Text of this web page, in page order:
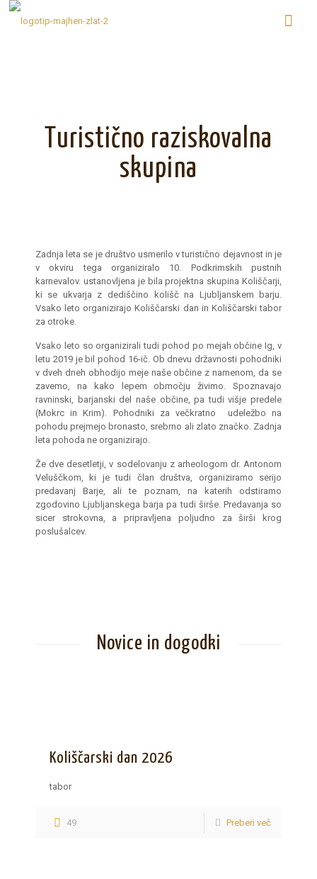
Turistično raziskovalna
skupina
Zadnja leta se je društvo usmerilo v turistično dejavnost in je
v okviru tega organiziralo 10. Podkrimskih pustnih
karnevalov. ustanovljena je bila projektna skupina Koliščarji,
ki se ukvarja z dediščino kolišč na Ljubljanskem barju.
Vsako leto organizirajo Koliščarski dan in Koliščarski tabor
za otroke.
Vsako leto so organizirali tudi pohod po mejah občine Ig, v
letu 2019 je bil pohod 16-ič. Ob dnevu državnosti pohodniki
v dveh dneh obhodijo meje naše občine z namenom, da se
zavemo, na kako lepem območju živimo. Spoznavajo
ravninski, barjanski del naše občine, pa tudi višje predele
(Mokrc in Krim). Pohodniki za večkratno udeležbo na
pohodu prejmejo bronasto, srebrno ali zlato značko. Zadnja
leta pohoda ne organizirajo.
Že dve desetletji, v sodelovanju z arheologom dr. Antonom
Veluščkom, ki je tudi član društva, organiziramo serijo
predavanj Barje, ali te poznam, na katerih odstiramo
zgodovino Ljubljanskega barja pa tudi širše. Predavanja so
sicer strokovna, a pripravljena poljudno za širši krog
poslušalcev.
Novice in dogodki
Koliščarski dan 2026
tabor
49 Preberi več